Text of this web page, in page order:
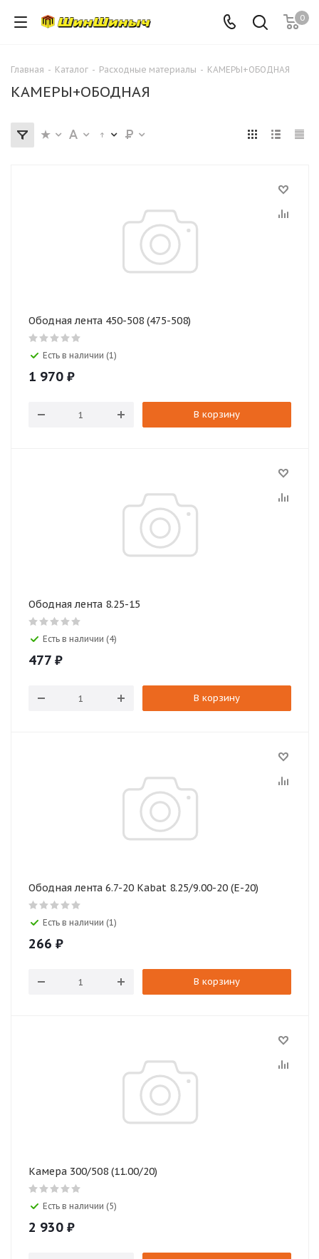
0
Главная - Каталог - Расходные материалы - КАМЕРЫ+ОБОДНАЯ
КАМЕРЫ+ОБОДНАЯ
Ободная лента 450-508 (475-508)
Есть в наличии (1)
1 970 ₽
В корзину
Ободная лента 8.25-15
Есть в наличии (4)
477 ₽
В корзину
Ободная лента 6.7-20 Kabat 8.25/9.00-20 (Е-20)
Есть в наличии (1)
266 ₽
В корзину
Камера 300/508 (11.00/20)
Есть в наличии (5)
2 930 ₽